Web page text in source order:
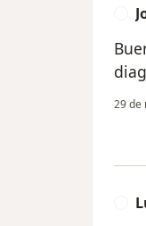
29 de